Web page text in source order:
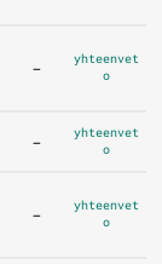
-
yhteenvet
o
-
yhteenvet
o
-
yhteenvet
o